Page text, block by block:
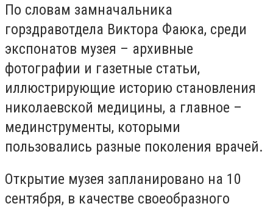
По словам замначальника
горздравотдела Виктора Фаюка, среди
экспонатов музея – архивные
фотографии и газетные статьи,
иллюстрирующие историю становления
николаевской медицины, а главное –
мединструменты, которыми
пользовались разные поколения врачей.
Открытие музея запланировано на 10
сентября, в качестве своеобразного